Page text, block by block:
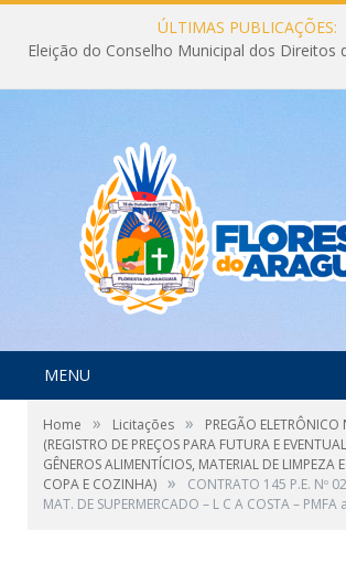
ÚLTIMAS PUBLICAÇÕES:
MENU
Home » Licitações »
PREGÃO
(REGISTRO DE PREÇOS PARA FUTURA E
GÊNEROS ALIMENTÍCIOS, MATERIAL DE LIMPEZA
COPA E COZINHA) »
CONTRATO 145 P.E. Nº
MAT. DE SUPERMERCADO – L C A COSTA –